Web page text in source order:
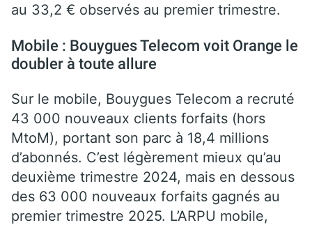
au 33,2 € observés au premier trimestre.
Mobile : Bouygues Telecom voit Orange le
doubler à toute allure
Sur le mobile, Bouygues Telecom a recruté
43 000 nouveaux clients forfaits (hors
MtoM), portant son parc à 18,4 millions
d’abonnés. C’est légèrement mieux qu’au
deuxième trimestre 2024, mais en dessous
des 63 000 nouveaux forfaits gagnés au
premier trimestre 2025. L’ARPU mobile,